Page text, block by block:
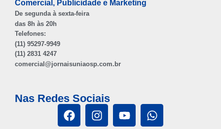
Comercial, Publicidade e Marketing
De segunda à sexta-feira
das 8h às 20h
Telefones:
(11) 95297-9949
(11) 2831 4247
comercial@jornaisuniaosp.com.br
Nas Redes Sociais